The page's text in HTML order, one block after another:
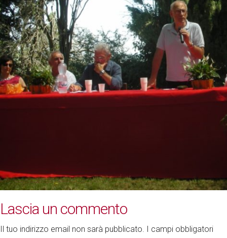
Lascia un commento
Il tuo indirizzo email non sarà pubblicato. I campi obbligatori